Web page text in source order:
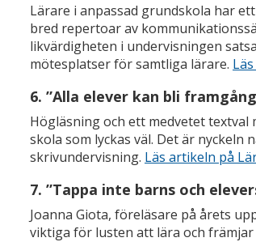
Lärare i anpassad grundskola har
bred repertoar av
likvärdigheten i undervisningen
mötesplatser för samtliga lärare.
6. ”Alla elever kan bli
Högläsning och ett medvetet
skola som lyckas väl. Det är nyckeln
skrivundervisning. Läs artikeln på
7. ”Tappa inte barns och
Joanna Giota, föreläsare på årets
viktiga för lusten att lära och